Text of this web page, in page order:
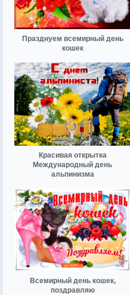
Празднуем всемирный день
кошек
Красивая открытка
Международный день
альпинизма
Всемирный день кошек,
поздравляю